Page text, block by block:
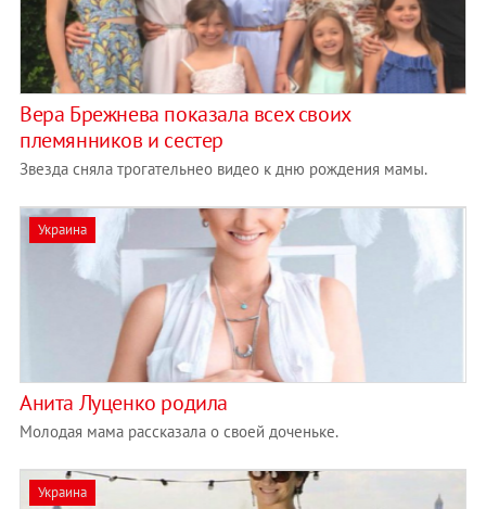
Вера Брежнева показала всех своих
племянников и сестер
Звезда сняла трогательнео видео к дню рождения мамы.
Украина
Анита Луценко родила
Молодая мама рассказала о своей доченьке.
Украина